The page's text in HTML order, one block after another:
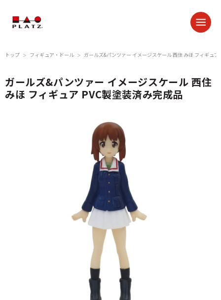
トップ ＞ フィギュア・ドール ＞ ガールズ&パンツァー イメージスケール 西住 みほ フィギュ
ガールズ&パンツァー イメージスケール 西住
みほ フィギュア PVC製塗装済み完成品